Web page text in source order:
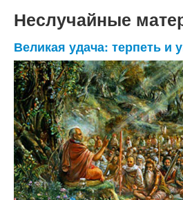
Неслучайные
Великая удача: терпеть и